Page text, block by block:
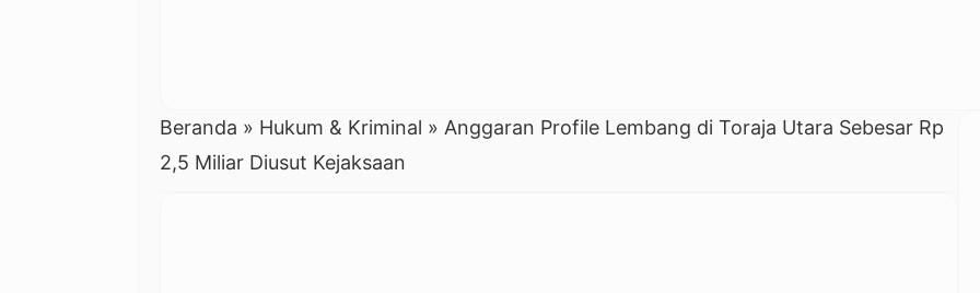
Beranda » Hukum & Kriminal » Anggaran Profile Lembang di Toraja Utara Sebesar Rp
2,5 Miliar Diusut Kejaksaan